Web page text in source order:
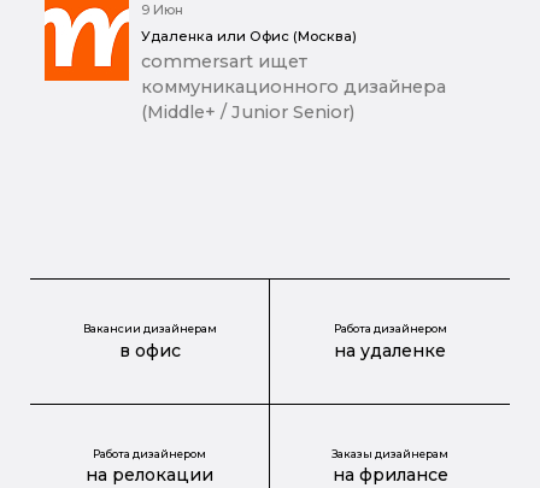
9 Июн
Удаленка или Офис (Москва)
commersart ищет
коммуникационного дизайнера
(Middle+ / Junior Senior)
Вакансии дизайнерам
в офис
Работа дизайнером
на удаленке
Работа дизайнером
на релокации
Заказы дизайнерам
на фрилансе